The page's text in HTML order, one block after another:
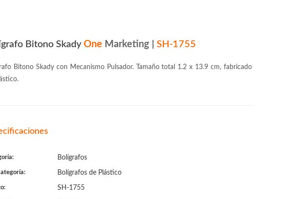
Bitono SkadyOne Marketing SH-1755
Bitono Skady con Mecanismo Pulsador. Tamaño total 1.2 x 13.9 cm, fabricado
Bolígrafos
Bolígrafos de Plástico
SH-1755